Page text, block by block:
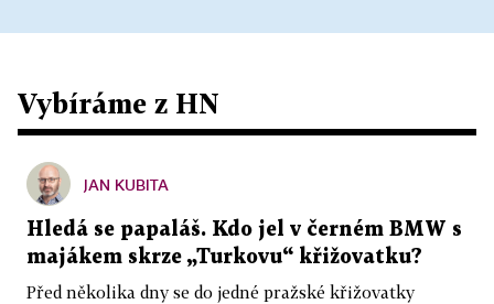
Vybíráme z HN
JAN KUBITA
Hledá se papaláš. Kdo jel v černém BMW s
majákem skrze „Turkovu“ křižovatku?
Před několika dny se do jedné pražské křižovatky